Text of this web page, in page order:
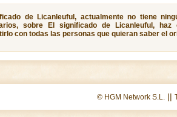
de Licanleuful, actualmente no tiene
sobre El significado de Licanleuful,
con todas las personas que quieran saber el
© HGM Network S.L. ||